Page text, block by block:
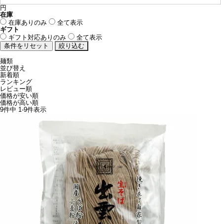
円
在庫
在庫ありのみ
全て表示
ギフト
ギフト対応ありのみ
全て表示
麺類
並び替え
新着順
ランキング
レビュー順
価格が安い順
価格が高い順
9件中 1 -9件表示